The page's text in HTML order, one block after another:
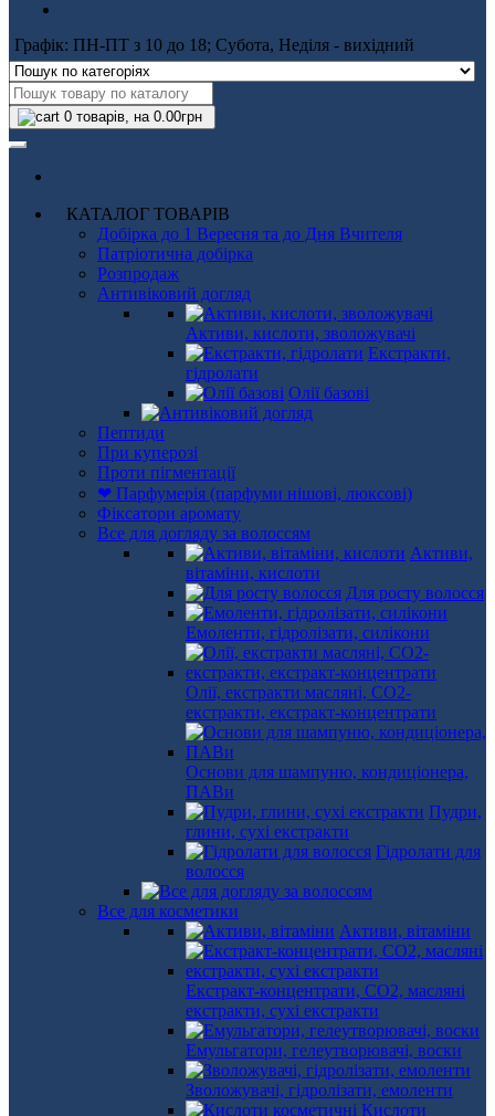
Графік: ПН-ПТ з 10 до 18; Субота, Неділя - вихідний
0 товарів, на 0.00грн
КАТАЛОГ ТОВАРІВ
Добірка до 1 Вересня та до Дня Вчителя
Патріотична добірка
Розпродаж
Антивіковий догляд
Активи, кислоти, зволожувачі
Екстракти,
гідролати
Олії базові
Пептиди
При куперозі
Проти пігментації
❤ Парфумерія (парфуми нішові, люксові)
Фіксатори аромату
Все для догляду за волоссям
Активи,
вітаміни, кислоти
Для росту волосся
Емоленти, гідролізати, силікони
Олії, екстракти масляні, СО2-
екстракти, екстракт-концентрати
Основи для шампуню, кондиціонера,
ПАВи
Пудри,
глини, сухі екстракти
Гідролати для
волосся
Все для косметики
Активи, вітаміни
Екстракт-концентрати, СО2, масляні
екстракти, сухі екстракти
Емульгатори, гелеутворювачі, воски
Зволожувачі, гідролізати, емоленти
Кислоти